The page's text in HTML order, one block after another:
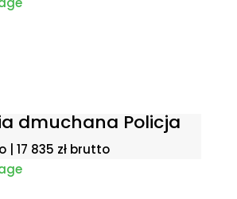
dmuchana Policja
| 17 835 złbrutto